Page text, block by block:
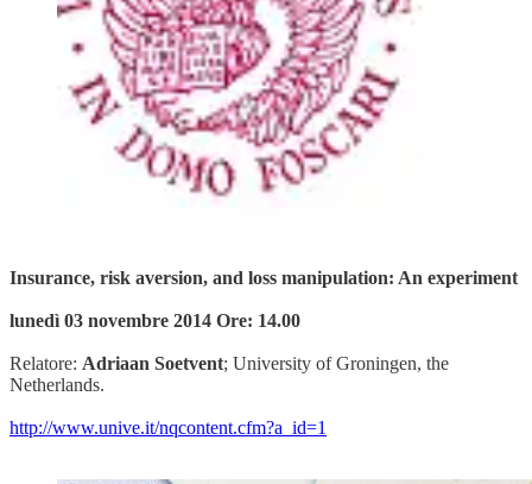
Insurance, risk aversion, and loss manipulation: An experiment
lunedì 03 novembre 2014 Ore: 14.00
Relatore: Adriaan Soetvent; University of Groningen, the
Netherlands.
http://www.unive.it/nqcontent.cfm?a_id=1